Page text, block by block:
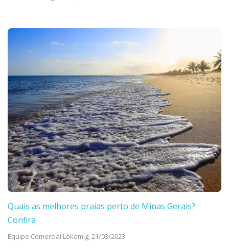
Quais as melhores praias perto de Minas Gerais?
Confira
Equipe Comercial Lokamig,21/03/2023